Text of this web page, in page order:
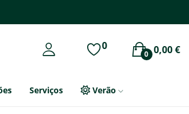
0 0,00 €
0
Serviços Verão